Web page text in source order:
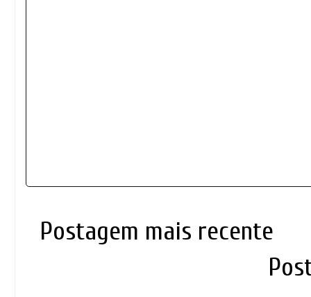
Postagem mais recente